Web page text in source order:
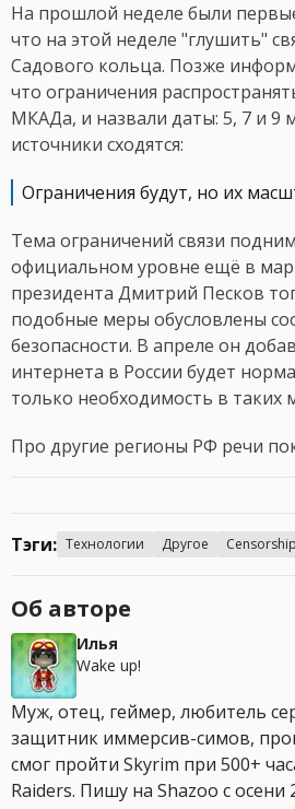
На прошлой неделе были
что на этой неделе "глушить"
Садового кольца. Позже
что ограничения
МКАДа, и назвали даты: 5, 7 и 9
источники сходятся:
Ограничения будут, но их
Тема ограничений связи
официальном уровне ещё в
президента Дмитрий Песков
подобные меры обусловлены
безопасности. В апреле он
интернета в России будет
только необходимость в таких
Про другие регионы РФ речи
Тэги: Технологии Другое Censorship
Об авторе
Илья
Wake up!
Муж, отец, геймер, любитель
защитник иммерсив-симов,
смог пройти Skyrim при 500+
Raiders. Пишу на Shazoo с осени